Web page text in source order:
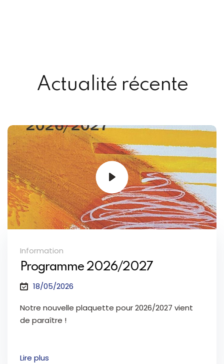
Actualité récente
Information
Programme 2026/2027
18/05/2026
Notre nouvelle plaquette pour 2026/2027 vient
de paraître !
Lire plus